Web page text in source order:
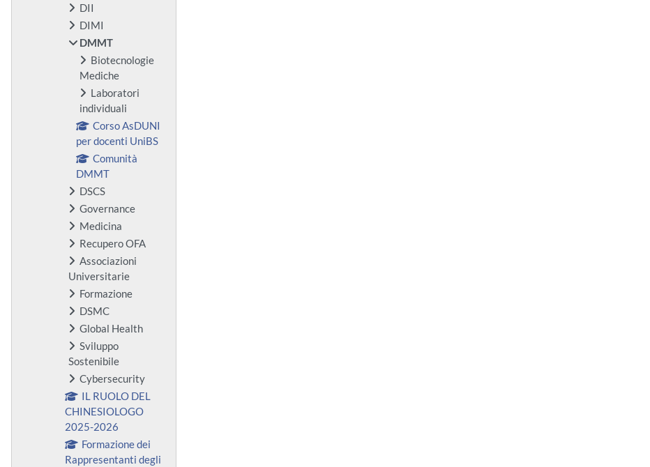
DII
DIMI
DMMT
Biotecnologie
Mediche
Laboratori
individuali
Corso AsDUNI
per docenti UniBS
Comunità
DMMT
DSCS
Governance
Medicina
Recupero OFA
Associazioni
Universitarie
Formazione
DSMC
Global Health
Sviluppo
Sostenibile
Cybersecurity
IL RUOLO DEL
CHINESIOLOGO
2025-2026
Formazione dei
Rappresentanti degli